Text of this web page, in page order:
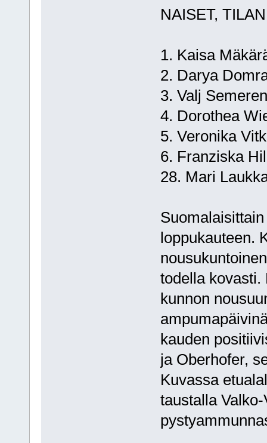
NAISET,
1. Kaisa
2. Darya
3. Valj
4. Dorothea
5. Veronika
6. Franziska
28. Mari
loppukauteen.
todella kovasti.
kunnon
kauden
ja Oberhofer,
Kuvassa
taustalla